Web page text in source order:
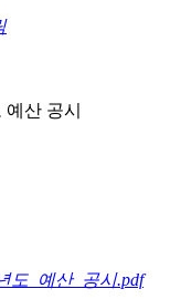
산 공시
도_예산_공시.pdf